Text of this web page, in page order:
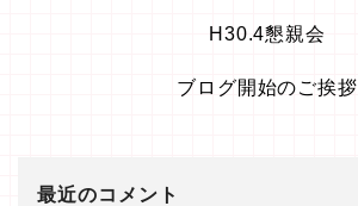
H30.4懇親会
ブログ開始のご挨拶
最近のコメント